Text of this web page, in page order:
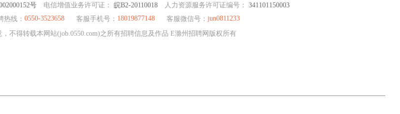
号 电信增值业务许可证： 皖B2-20110018 人力资源服务许可证编号： 341101150003
热线： 0550-3523658 客服手机号： 18019877148 客服微信号： jun0811233
不得转载本网站(job.0550.com)之所有招聘信息及作品 E滁州招聘网版权所有